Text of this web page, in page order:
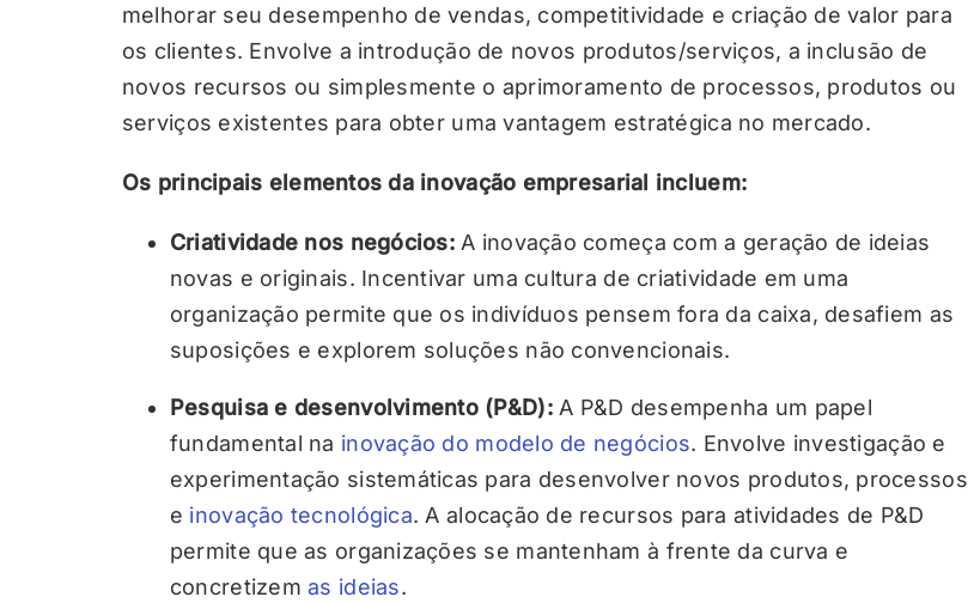
melhorar seu desempenho de vendas, competitividade e criação de valor para
os clientes. Envolve a introdução de novos produtos/serviços, a inclusão de
novos recursos ou simplesmente o aprimoramento de processos, produtos ou
serviços existentes para obter uma vantagem estratégica no mercado.
Os principais elementos da inovação empresarial incluem:
Criatividade nos negócios:A inovação começa com a geração de ideias
novas e originais. Incentivar uma cultura de criatividade em uma
organização permite que os indivíduos pensem fora da caixa, desafiem as
suposições e explorem soluções não convencionais.
Pesquisa e desenvolvimento (P&D):A P&D desempenha um papel
fundamental na inovação do modelo de negócios. Envolve investigação e
experimentação sistemáticas para desenvolver novos produtos, processos
e inovação tecnológica. A alocação de recursos para atividades de P&D
permite que as organizações se mantenham à frente da curva e
concretizemas ideias.